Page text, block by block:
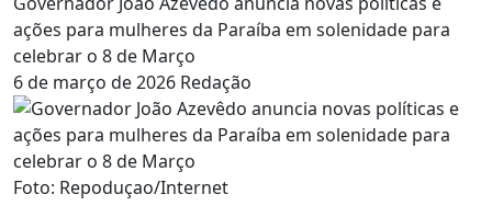
ações para mulheres da Paraíba em solenidade para
celebrar o 8 de Março
6 de março de 2026 Redação
Foto: Repoduçao/Internet